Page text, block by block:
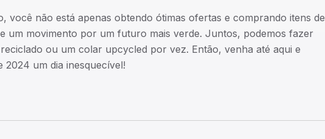
não está apenas obtendo ótimas ofertas e comprando itens de
um movimento por um futuro mais verde. Juntos, podemos fazer
ou um colar upcycled por vez. Então, venha até aqui e
2024 um dia inesquecível!